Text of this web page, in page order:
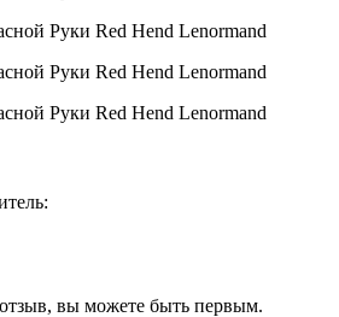
вы можете быть первым.